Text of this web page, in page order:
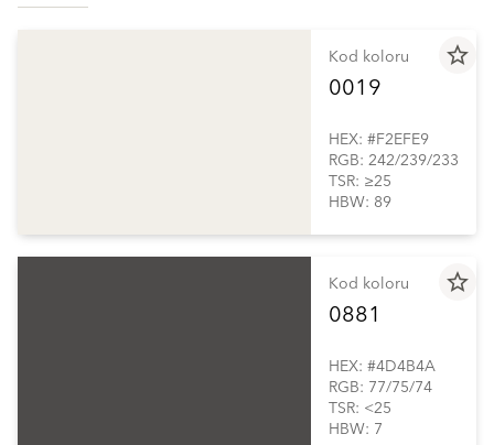
star_border
Kod koloru
0019
HEX: #F2EFE9
RGB: 242/239/233
TSR: ≥25
HBW: 89
star_border
Kod koloru
0881
HEX: #4D4B4A
RGB: 77/75/74
TSR: <25
HBW: 7